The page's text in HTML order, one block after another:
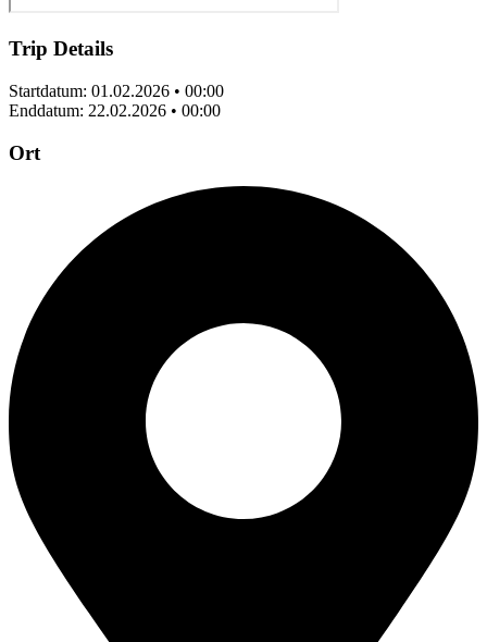
Trip Details
Startdatum: 01.02.2026 • 00:00
Enddatum: 22.02.2026 • 00:00
Ort